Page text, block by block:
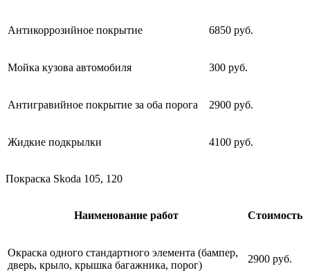
Антикоррозийное покрытие 6850 руб.
Мойка кузова автомобиля 300 руб.
Антигравийное покрытие за оба порога 2900 руб.
Жидкие подкрылки 4100 руб.
Покраска Skoda 105, 120
Наименование работ Стоимость
Окраска одного стандартного элемента (бампер,
дверь, крыло, крышка багажника, порог)
2900 руб.